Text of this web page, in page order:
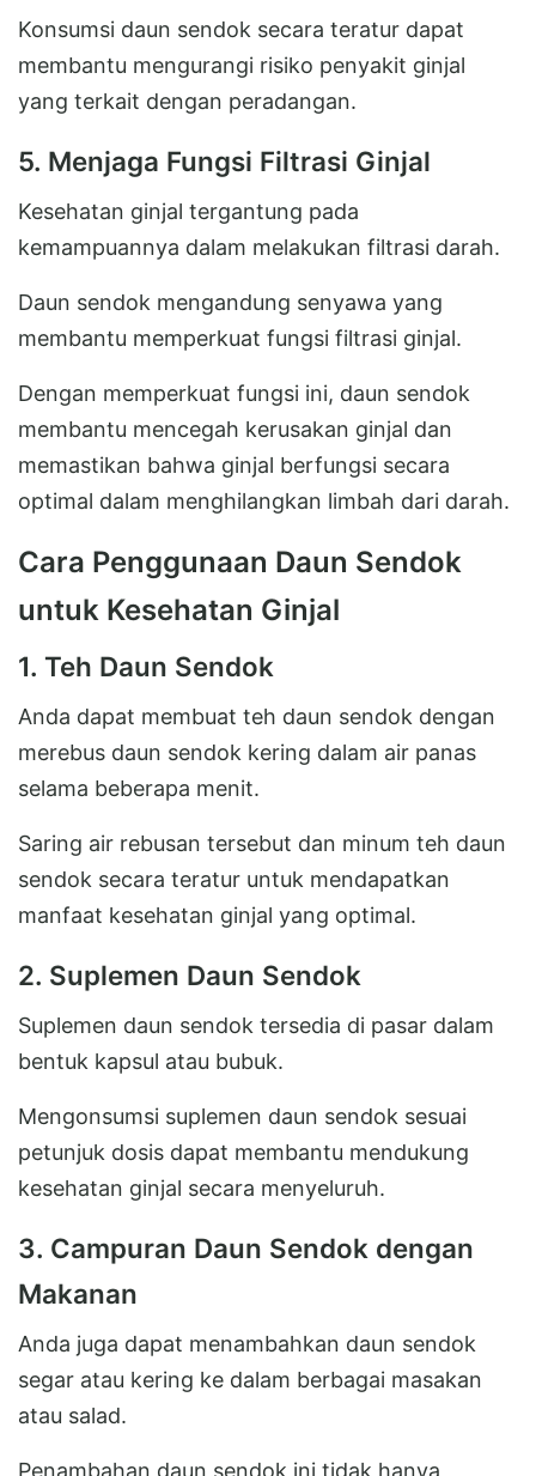
Konsumsi daun sendok secara teratur dapat
membantu mengurangi risiko penyakit ginjal
yang terkait dengan peradangan.
5. Menjaga Fungsi Filtrasi Ginjal
Kesehatan ginjal tergantung pada
kemampuannya dalam melakukan filtrasi darah.
Daun sendok mengandung senyawa yang
membantu memperkuat fungsi filtrasi ginjal.
Dengan memperkuat fungsi ini, daun sendok
membantu mencegah kerusakan ginjal dan
memastikan bahwa ginjal berfungsi secara
optimal dalam menghilangkan limbah dari darah.
Cara Penggunaan Daun Sendok
untuk Kesehatan Ginjal
1. Teh Daun Sendok
Anda dapat membuat teh daun sendok dengan
merebus daun sendok kering dalam air panas
selama beberapa menit.
Saring air rebusan tersebut dan minum teh daun
sendok secara teratur untuk mendapatkan
manfaat kesehatan ginjal yang optimal.
2. Suplemen Daun Sendok
Suplemen daun sendok tersedia di pasar dalam
bentuk kapsul atau bubuk.
Mengonsumsi suplemen daun sendok sesuai
petunjuk dosis dapat membantu mendukung
kesehatan ginjal secara menyeluruh.
3. Campuran Daun Sendok dengan
Makanan
Anda juga dapat menambahkan daun sendok
segar atau kering ke dalam berbagai masakan
atau salad.
Penambahan daun sendok ini tidak hanya